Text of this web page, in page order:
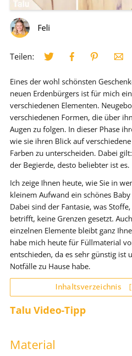
Feli
Teilen:
Eines der wohl schönsten
neuen Erdenbürgers ist für mich
verschiedenen Elementen.
verschiedenen Formen, die über
Augen zu folgen. In dieser Phase
wie sie ihren Blick auf
Farben zu unterscheiden. Dabei
der Begierde, desto beliebter ist es.
Ich zeige Ihnen heute, wie Sie in
kleinem Aufwand ein schönes
Dabei sind der Fantasie, was
betrifft, keine Grenzen gesetzt.
einzelnen Elemente bleibt ganz
habe mich heute für Füllmaterial
entschieden, da es sehr günstig ist
Notfälle zu Hause habe.
Inhaltsverzeichnis
Talu Video-Tipp
Material